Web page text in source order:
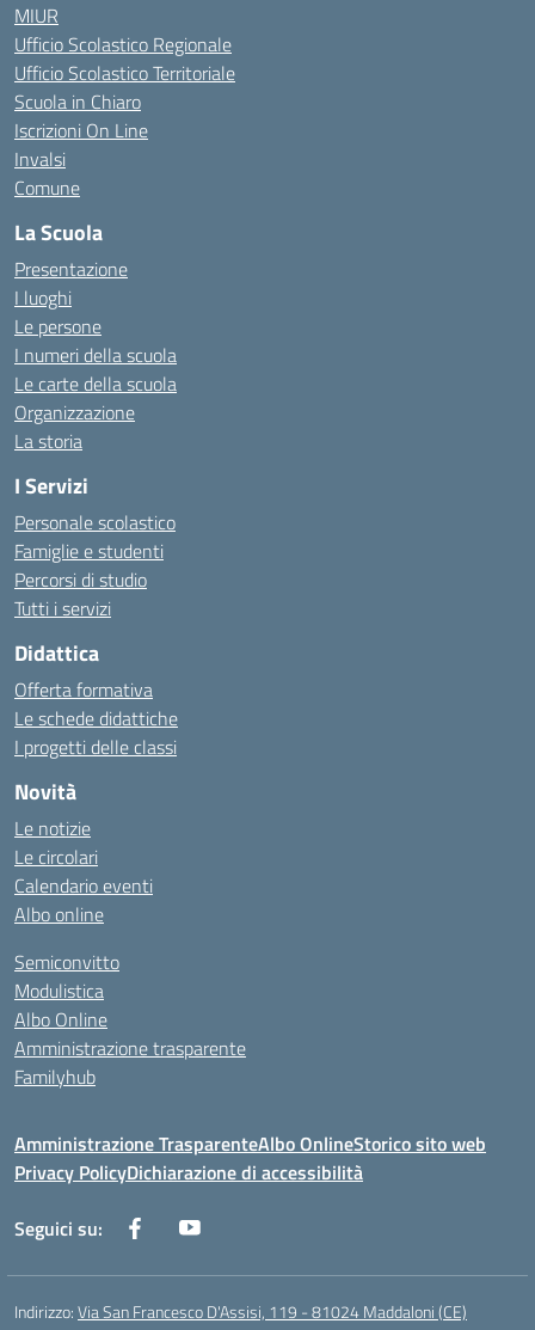
MIUR
Ufficio Scolastico Regionale
Ufficio Scolastico Territoriale
Scuola in Chiaro
Iscrizioni On Line
Invalsi
Comune
La Scuola
Presentazione
I luoghi
Le persone
I numeri della scuola
Le carte della scuola
Organizzazione
La storia
I Servizi
Personale scolastico
Famiglie e studenti
Percorsi di studio
Tutti i servizi
Didattica
Offerta formativa
Le schede didattiche
I progetti delle classi
Novità
Le notizie
Le circolari
Calendario eventi
Albo online
Semiconvitto
Modulistica
Albo Online
Amministrazione trasparente
Familyhub
Amministrazione TrasparenteAlbo OnlineStorico sito web
Privacy PolicyDichiarazione di accessibilità
Seguici su:
Indirizzo:Via San Francesco D'Assisi, 119 - 81024 Maddaloni (CE)